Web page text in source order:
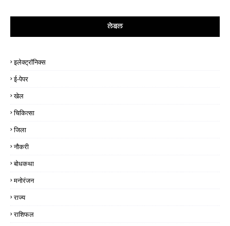
लेबल
इलेक्ट्रॉनिक्स
ई-पेपर
खेल
चिकित्सा
जिला
नौकरी
बोधकथा
मनोरंजन
राज्य
राशिफल